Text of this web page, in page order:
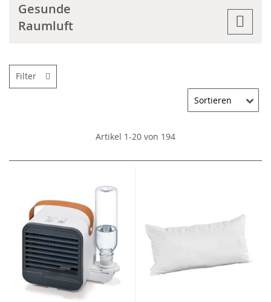
Gesunde
Raumluft
Artikel 1-20 von 194
Filter